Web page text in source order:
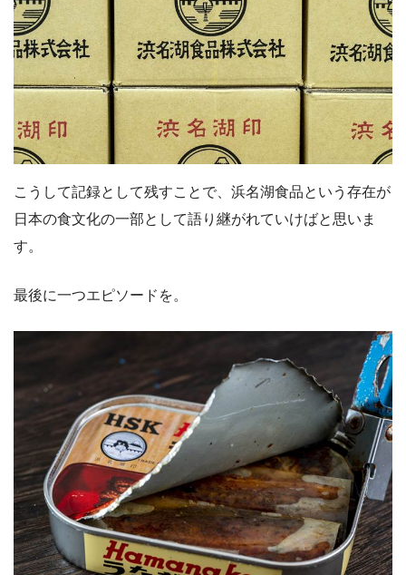
こうして記録として残すことで、浜名湖食品という存在が
日本の食文化の一部として語り継がれていけばと思いま
す。
最後に一つエピソードを。